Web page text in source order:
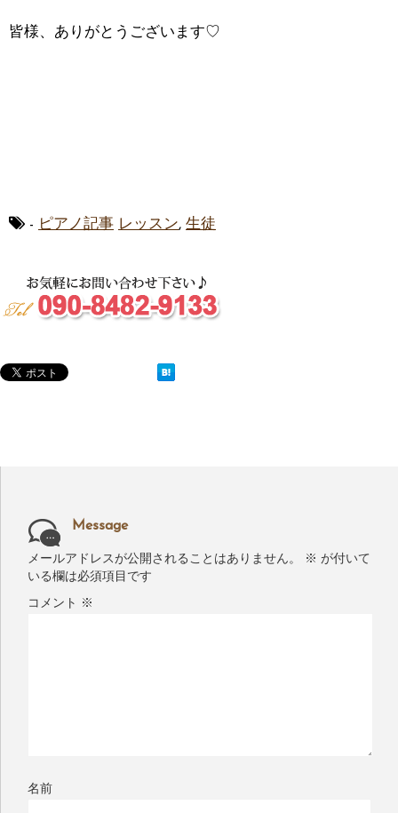
皆様、ありがとうございます♡
- ピアノ記事 レッスン, 生徒
Message
メールアドレスが公開されることはありません。 ※ が付いて
いる欄は必須項目です
コメント ※
名前